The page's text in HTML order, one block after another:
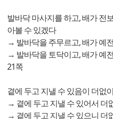
발바닥 마사지를 하고, 배가 전
아볼 수 있겠다
→ 발바닥을 주무르고, 배가 예
→ 발바닥을 토닥이고, 배가 예
21쪽
곁에 두고 지낼 수 있음이 더없
→ 곁에 두고 지낼 수 있어서 더
→ 곁에 두고 지낼 수 있으니 더